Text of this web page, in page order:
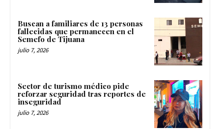
Buscan a familiares de 13 personas
fallecidas que permanecen en el
Semefo de Tijuana
julio 7, 2026
Sector de turismo médico pide
reforzar seguridad tras reportes de
inseguridad
julio 7, 2026